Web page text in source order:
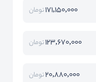
171,150,000تومان
123,670,000تومان
20,880,000تومان